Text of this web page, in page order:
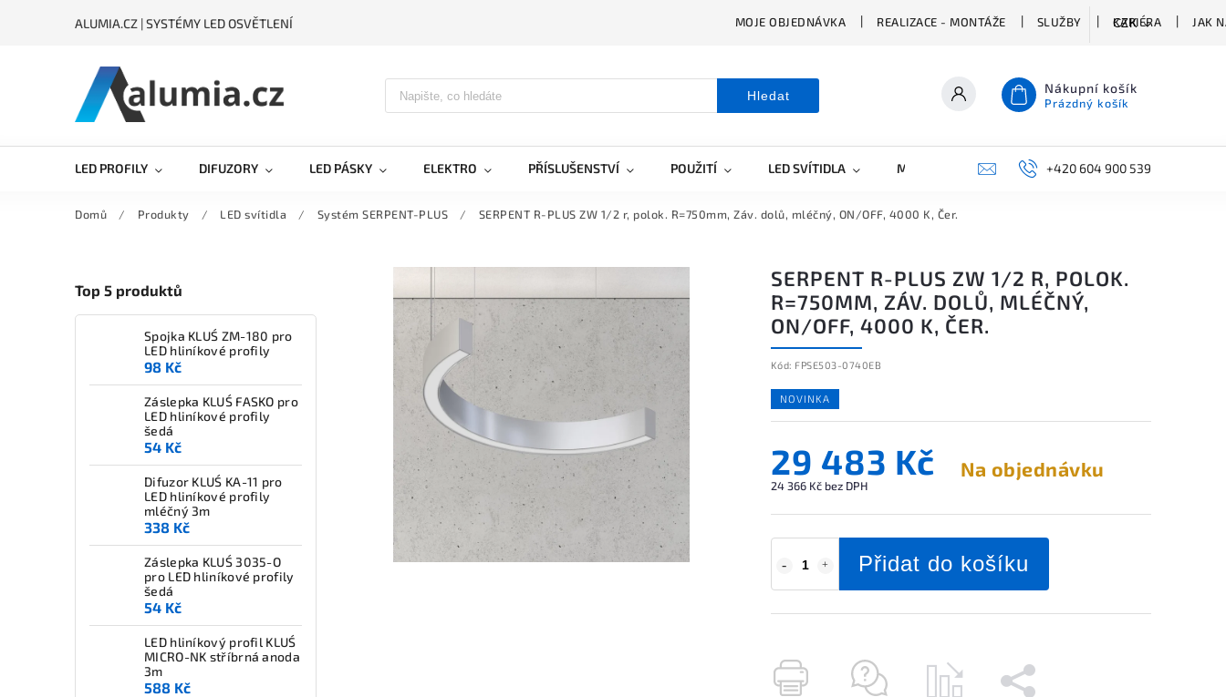
ALUMIA.CZ | SYSTÉMY LED OSVĚTLENÍ MOJE OBJEDNÁVKA REALIZACE - MONTÁŽE SLUŽBY KARIÉRA JAK
CZK
Hledat Nákupní košík
Prázdný košík
LED PROFILY DIFUZORY LED PÁSKY ELEKTRO PŘÍSLUŠENSTVÍ POUŽITÍ LED SVÍTIDLA MARKETING KONTAKTY+420 604 900 539
Domů / Produkty / LED svítidla / Systém SERPENT-PLUS / SERPENT R-PLUS ZW 1/2 r, polok. R=750mm, Záv. dolů, mléčný, ON/OFF, 4000 K, Čer.
Top 5 produktů
Spojka KLUŚ ZM-180 pro
LED hliníkové profily
98 Kč
Záslepka KLUŚ FASKO pro
LED hliníkové profily
šedá
54 Kč
Difuzor KLUŚ KA-11 pro
LED hliníkové profily
mléčný 3m
338 Kč
Záslepka KLUŚ 3035-O
pro LED hliníkové profily
šedá
54 Kč
LED hliníkový profil KLUŚ
MICRO-NK stříbrná anoda
3m
588 Kč
SERPENT R-PLUS ZW 1/2 R, POLOK.
R=750MM, ZÁV. DOLŮ, MLÉČNÝ,
ON/OFF, 4000 K, ČER.
Kód: FPSE503-0740EB
NOVINKA
29 483 Kč
24 366 Kč bez DPH
Na objednávku
Přidat do košíku